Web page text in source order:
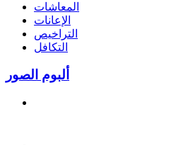
المعاشات
الإعانات
التراخيص
التكافل
ألبوم الصور